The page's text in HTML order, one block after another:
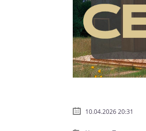
10.04.2026 20:31